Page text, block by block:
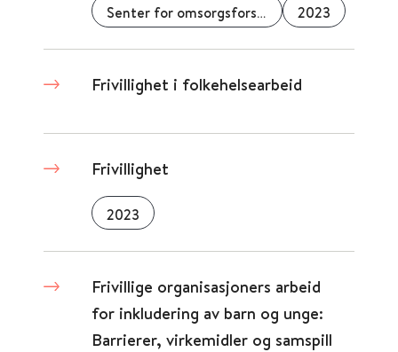
Senter for omsorgsforskning 2023
Frivillighet i folkehelsearbeid
Frivillighet
2023
Frivillige organisasjoners arbeid
for inkludering av barn og unge:
Barrierer, virkemidler og samspill